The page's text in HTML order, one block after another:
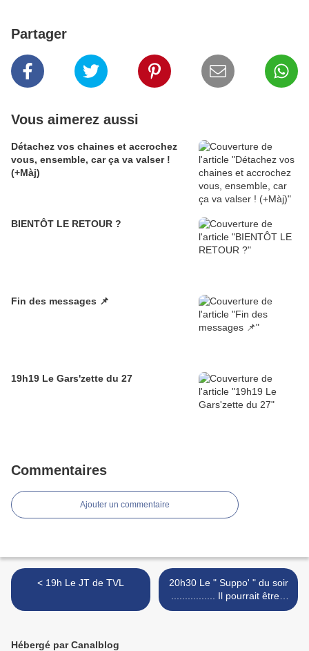
Partager
Vous aimerez aussi
Détachez vos chaines et accrochez
vous, ensemble, car ça va valser !
(+Màj)
BIENTÔT LE RETOUR ?
Fin des messages 📌
19h19 Le Gars'zette du 27
Commentaires
Ajouter un commentaire
< 19h Le JT de TVL
20h30 Le " Suppo' " du soir
................ Il pourrait être "
6h " ! >
Hébergé par Canalblog